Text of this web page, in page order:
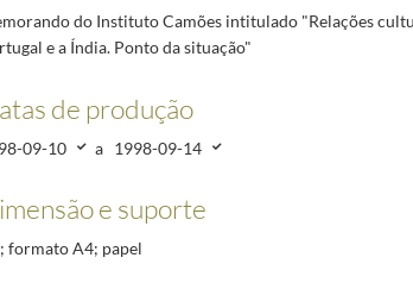
do Instituto Camões intitulado "Relações
e a Índia. Ponto da situação"
de produção
09-10 a 1998-09-14
e suporte
formato A4; papel